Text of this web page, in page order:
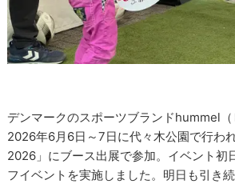
デンマークのスポーツブランドhummel（
2026年6月6日～7日に代々木公園で行わ
2026」にブース出展で参加。イベント初
フイベントを実施しました。明日も引き